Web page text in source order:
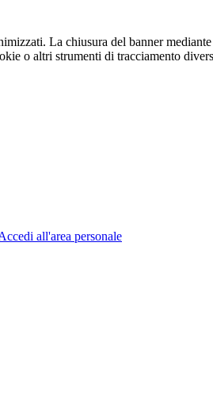
La chiusura del banner
o altri strumenti di tracciamento
all'area personale